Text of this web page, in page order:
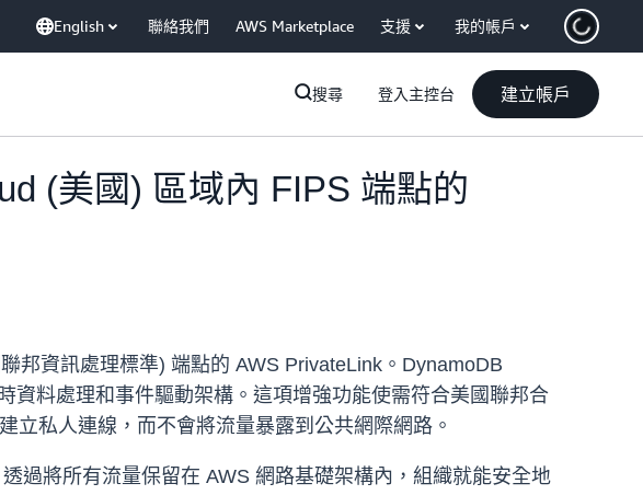
English 聯絡我們 AWS Marketplace 支援 我的帳戶
搜尋 登入主控台 建立帳戶
(美國) 區域內 FIPS 端點的
邦資訊處理標準) 端點的 AWS PrivateLink。DynamoDB
資料處理和事件驅動架構。這項增強功能使需符合美國聯邦合
立私人連線，而不會將流量暴露到公共網際網路。
過將所有流量保留在 AWS 網路基礎架構內，組織就能安全地